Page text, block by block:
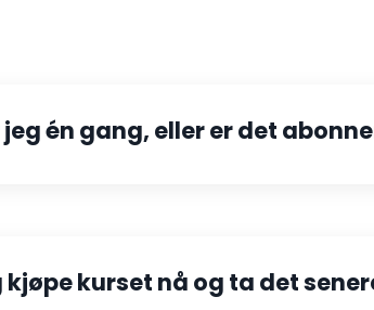
én gang, eller er det
kjøpe kurset nå og ta det